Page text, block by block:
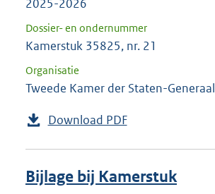
2025-2026
Dossier- en ondernummer
Kamerstuk 35825, nr. 21
Organisatie
Tweede Kamer der Staten-Generaal
Download PDF
Bijlage bij Kamerstuk